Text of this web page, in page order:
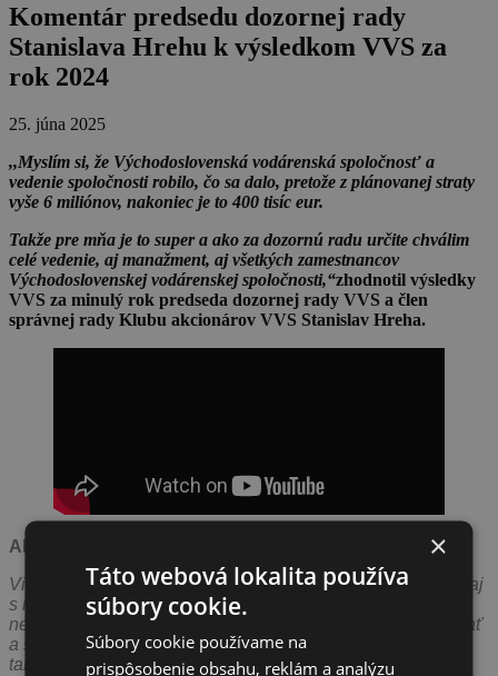
Komentár predsedu dozornej rady
Stanislava Hrehu k výsledkom VVS za
rok 2024
25. júna 2025
,,Myslím si, že Východoslovenská vodárenská spoločnosť a
vedenie spoločnosti robilo, čo sa dalo, pretože z plánovanej straty
vyše 6 miliónov, nakoniec je to 400 tisíc eur.
Takže pre mňa je to super a ako za dozornú radu určite chválim
celé vedenie, aj manažment, aj všetkých zamestnancov
Východoslovenskej vodárenskej spoločnosti,“zhodnotil výsledky
VVS za minulý rok predseda dozornej rady VVS a člen
správnej rady Klubu akcionárov VVS Stanislav Hreha.
Aké sú najdôležitejšie plány na nasledujúci rok
Viete, tak rýchlo napredujeme, že vidíme, že sa to stretáva aj
s nevôľou aj politikov, aj rôznych kontrolórov, ktorí
nerozumejú podstate a už nám nedovoľujú ďalej pokračovať
a stále budú mať, miesto toho, aby si naštudovali materiály,
tak vlastne budú len stále kritizovať.Takže asi budeme
×
Táto webová lokalita používa
súbory cookie.
Súbory cookie používame na
prispôsobenie obsahu, reklám a analýzu